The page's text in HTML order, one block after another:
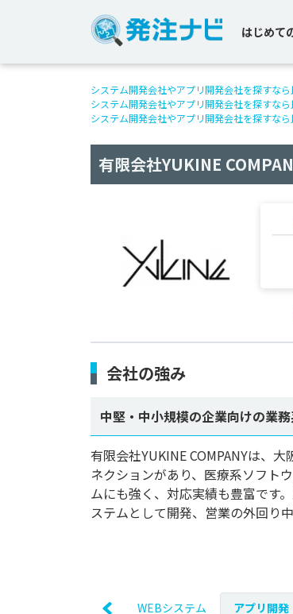
はじめて
システム開発会社やアプリ開発会社を探すなら
システム開発会社やアプリ開発会社を探すなら
システム開発会社やアプリ開発会社を探すなら
有限会社YUKINE
会社の強み
中堅・中小規模の企業向けの業
有限会社YUKINE COMPANYは、
ネクションがあり、医療系ソフト
ムにも強く、対応実績も豊富です
ステムとして開発、営業の外回り
WEBシステム アプリ開発